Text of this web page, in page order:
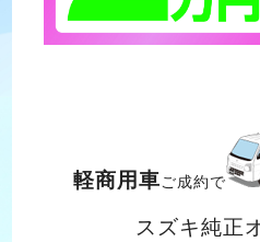
軽商用車ご成約で
スズキ純正